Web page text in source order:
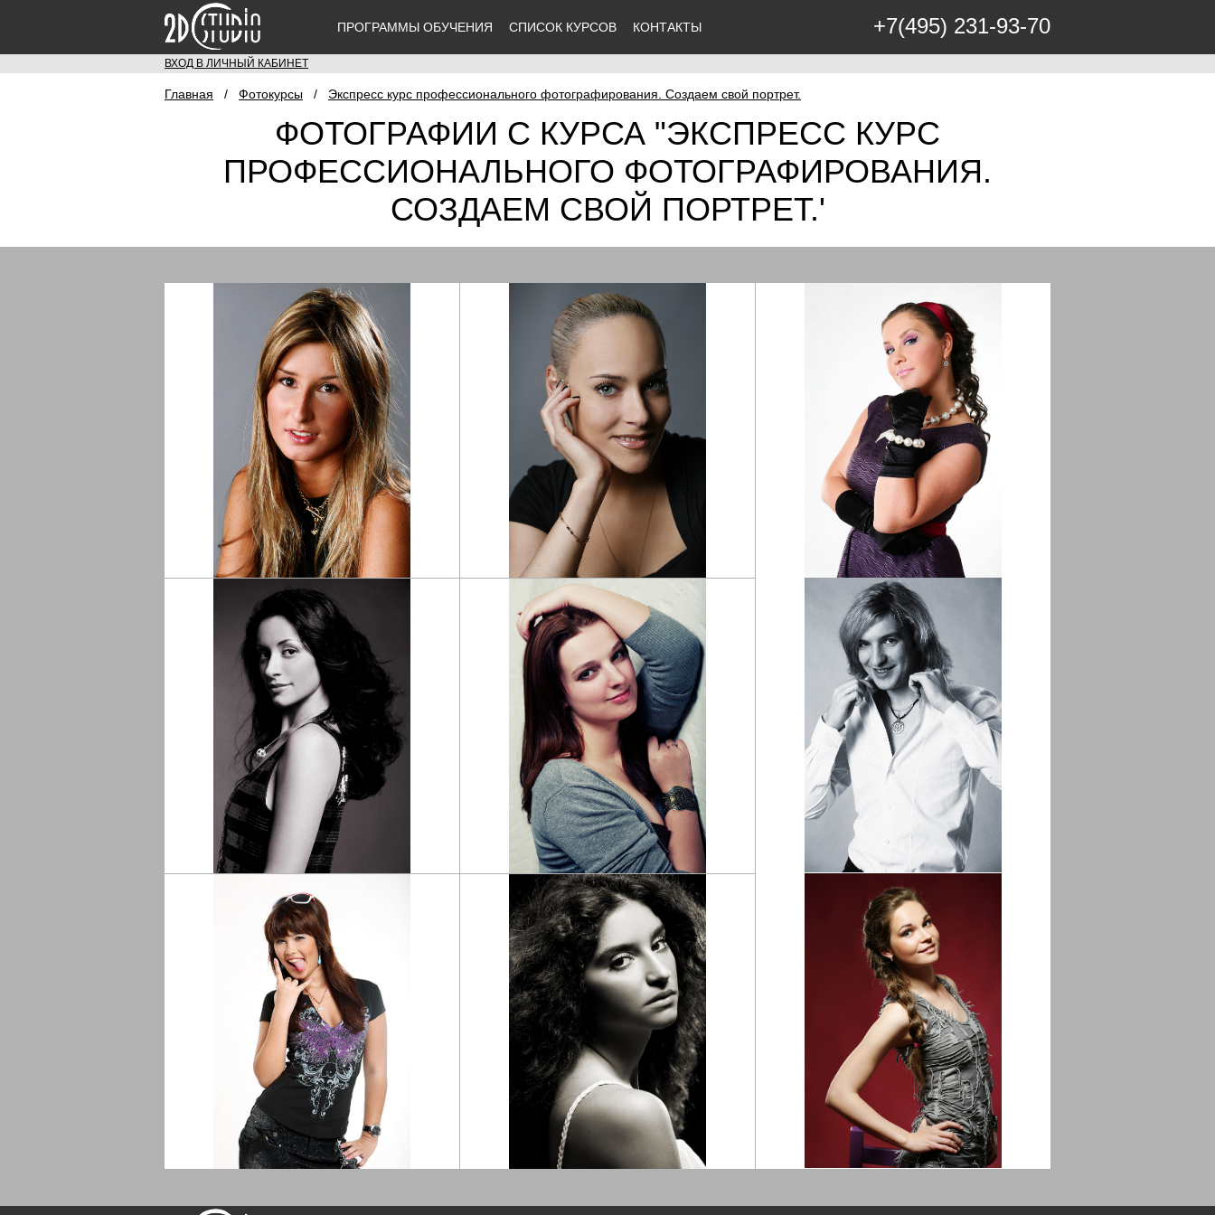
+7(495) 231-93-70
ПРОГРАММЫ ОБУЧЕНИЯ СПИСОК КУРСОВ КОНТАКТЫ
ВХОД В ЛИЧНЫЙ КАБИНЕТ
Главная / Фотокурсы / Экспресс курс профессионального фотографирования. Создаем свой портрет.
ФОТОГРАФИИ С КУРСА "ЭКСПРЕСС КУРС
ПРОФЕССИОНАЛЬНОГО ФОТОГРАФИРОВАНИЯ.
СОЗДАЕМ СВОЙ ПОРТРЕТ.'